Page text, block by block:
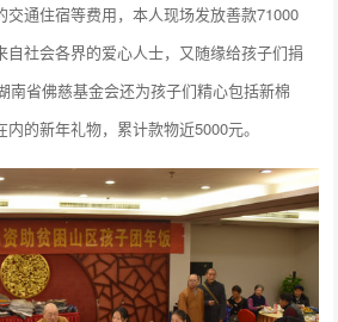
交通住宿等费用，本人现场发放善款71000
自社会各界的爱心人士，又随缘给孩子们捐
南省佛慈基金会还为孩子们精心包括新棉
的新年礼物，累计款物近5000元。